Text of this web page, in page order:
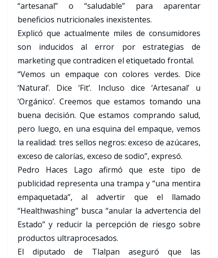
“artesanal” o “saludable” para aparentar
beneficios nutricionales inexistentes.
Explicó que actualmente miles de consumidores
son inducidos al error por estrategias de
marketing que contradicen el etiquetado frontal.
“Vemos un empaque con colores verdes. Dice
‘Natural’. Dice ‘Fit’. Incluso dice ‘Artesanal’ u
‘Orgánico’. Creemos que estamos tomando una
buena decisión. Que estamos comprando salud,
pero luego, en una esquina del empaque, vemos
la realidad: tres sellos negros: exceso de azúcares,
exceso de calorías, exceso de sodio”, expresó.
Pedro Haces Lago afirmó que este tipo de
publicidad representa una trampa y “una mentira
empaquetada”, al advertir que el llamado
“Healthwashing” busca “anular la advertencia del
Estado” y reducir la percepción de riesgo sobre
productos ultraprocesados.
El diputado de Tlalpan aseguró que las